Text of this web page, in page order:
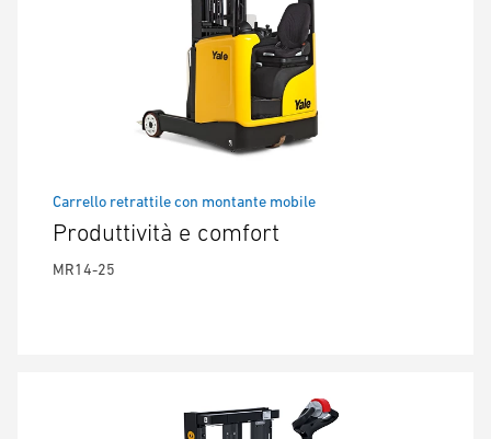
Carrello retrattile con montante mobile
Produttività e comfort
MR14-25